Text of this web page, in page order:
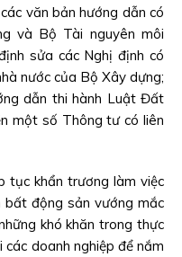
văn bản hướng dẫn có
và Bộ Tài nguyên môi
sửa các Nghị định có
nước của Bộ Xây dựng;
dẫn thi hành Luật Đất
một số Thông tư có liên
tục khẩn trương làm việc
động sản vướng mắc
khó khăn trong thực
doanh nghiệp để nắm